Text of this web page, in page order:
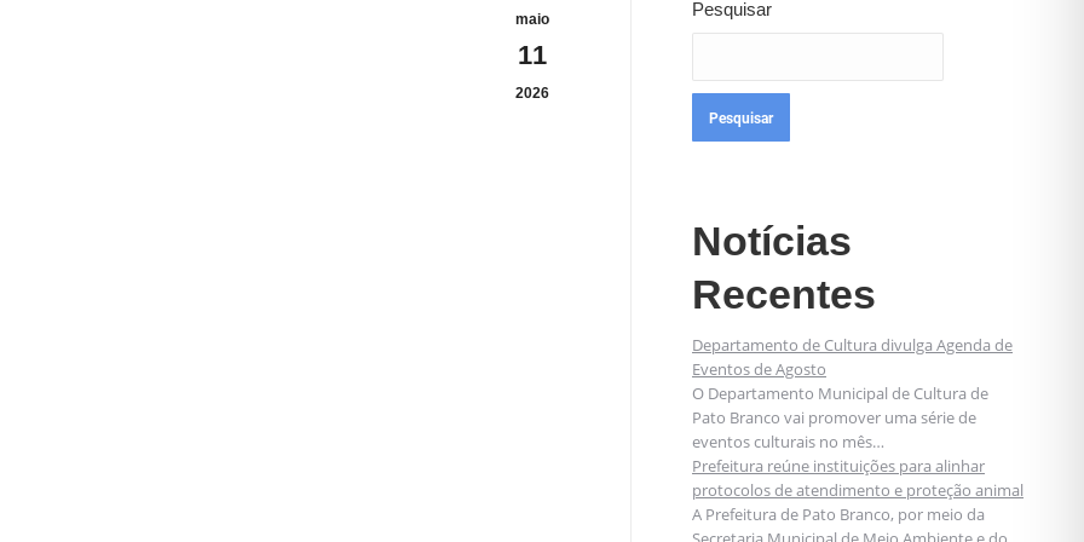
maio
11
2026
Pesquisar
Pesquisar
Notícias
Recentes
Departamento de Cultura divulga Agenda de
Eventos de Agosto
O Departamento Municipal de Cultura de
Pato Branco vai promover uma série de
eventos culturais no mês…
Prefeitura reúne instituições para alinhar
protocolos de atendimento e proteção animal
A Prefeitura de Pato Branco, por meio da